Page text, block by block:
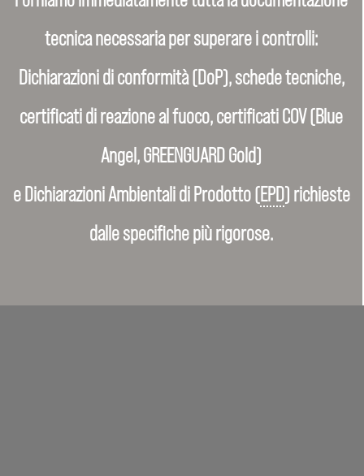
tecnica necessaria per superare i controlli:
Dichiarazioni di conformità (DoP), schede tecniche,
certificati di reazione al fuoco, certificati COV (Blue
Angel, GREENGUARD Gold)
e Dichiarazioni Ambientali di Prodotto (EPD) richieste
dalle specifiche più rigorose.